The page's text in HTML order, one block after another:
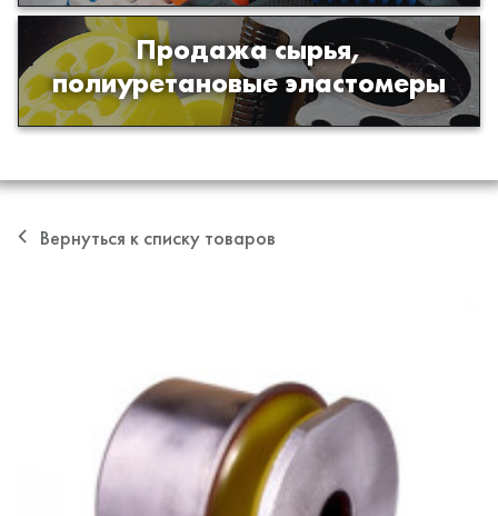
Продажа сырья,
полиуретановые эластомеры
Продажа сырья для производства
изделий из полиуретана
Вернуться к списку товаров